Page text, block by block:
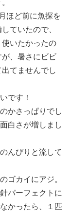
ほど前に魚探を
ていたので、
使いたかったの
が、暑さにビビ
出てませんでし
です！
かさっぱりでし
白さが増しまし
んびりと流して
ゴカイにアジ。
パーフェクトに
かったら、１匹